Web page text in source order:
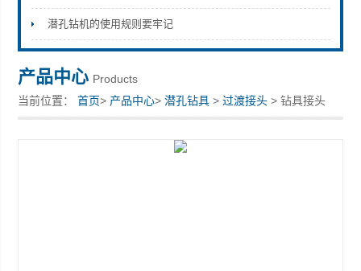
宣化县瑞科钻孔机械厂
潜孔钻机的使用规则要牢记
产品中心 Products
当前位置：首页> 产品中心>潜孔钻具 >过渡接头 > 钻具接头